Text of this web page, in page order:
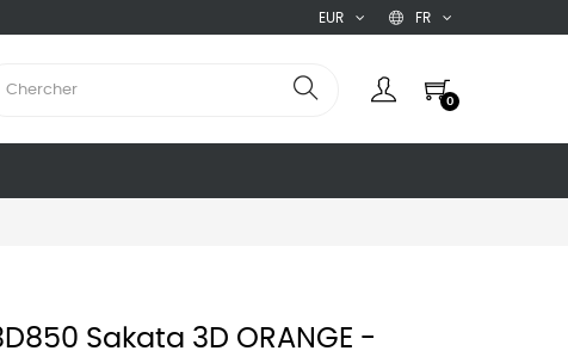
FR
EUR
0
Sakata 3D ORANGE -